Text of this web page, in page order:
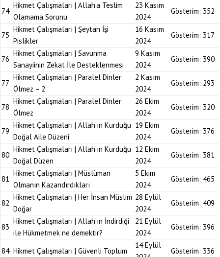
74
Hikmet Çalışmaları | Allah’a Teslim
Olamama Sorunu
23 Kasım
2024
Gösterim: 352
75
Hikmet Çalışmaları | Şeytan İşi
Pislikler
16 Kasım
2024
Gösterim: 317
76
Hikmet Çalışmaları | Savunma
Sanayiinin Zekat İle Desteklenmesi
9 Kasım
2024
Gösterim: 390
77
Hikmet Çalışmaları | Paralel Dinler
Ölmez – 2
2 Kasım
2024
Gösterim: 293
78
Hikmet Çalışmaları | Paralel Dinler
Ölmez
26 Ekim
2024
Gösterim: 320
79
Hikmet Çalışmaları | Allah’ın Kurduğu
Doğal Aile Düzeni
19 Ekim
2024
Gösterim: 376
80
Hikmet Çalışmaları | Allah’ın Kurduğu
Doğal Düzen
12 Ekim
2024
Gösterim: 381
81
Hikmet Çalışmaları | Müslüman
Olmanın Kazandırdıkları
5 Ekim
2024
Gösterim: 465
82
Hikmet Çalışmaları | Her İnsan Müslim
Doğar
28 Eylül
2024
Gösterim: 409
83
Hikmet Çalışmaları | Allah’ın İndirdiği
ile Hükmetmek ne demektir?
21 Eylül
2024
Gösterim: 396
84 Hikmet Çalışmaları | Güvenli Toplum
14 Eylül
Gösterim: 336